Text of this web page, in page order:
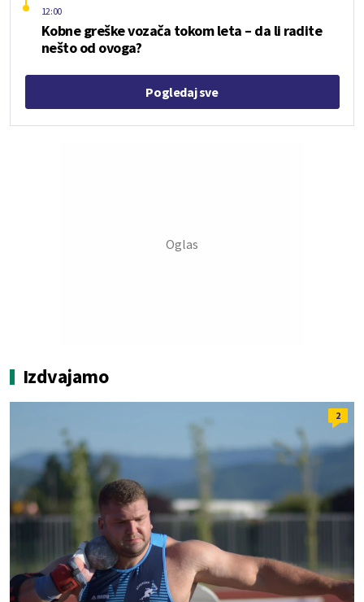
Kobne greške vozača tokom leta – da li radite
nešto od ovoga?
12:00
Pogledaj sve
Izdvajamo
2